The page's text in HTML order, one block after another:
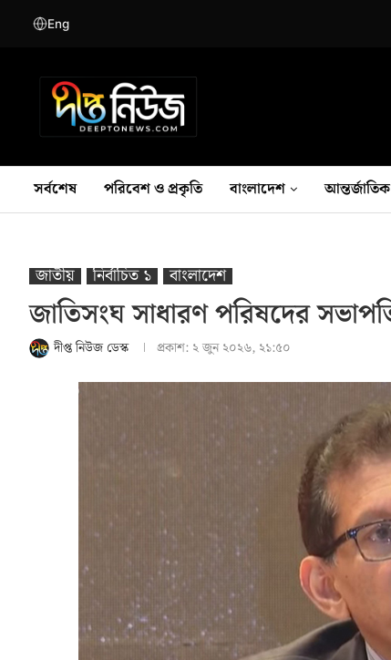
Eng
সর্বশেষ পরিবেশ ও প্রকৃতি বাংলাদেশ আন্তর্জাতিক
জাতীয় নির্বাচিত ১ বাংলাদেশ
জাতিসংঘ সাধারণ পরিষদের সভাপতি
দীপ্ত নিউজ ডেস্ক প্রকাশ: ২ জুন ২০২৬, ২১:৫০